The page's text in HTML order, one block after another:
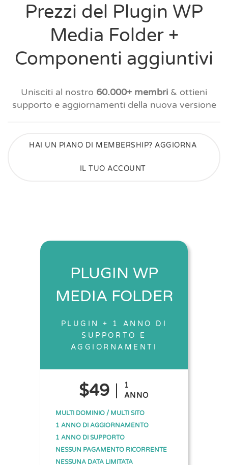
Prezzi del Plugin WP
Media Folder +
Componenti aggiuntivi
Unisciti al nostro 60.000+ membri & ottieni
supporto e aggiornamenti della nuova versione
HAI UN PIANO DI MEMBERSHIP? AGGIORNA
IL TUO ACCOUNT
PLUGIN WP
MEDIA FOLDER
PLUGIN + 1 ANNO DI
SUPPORTO E
AGGIORNAMENTI
$49
1
ANNO
MULTI DOMINIO / MULTI SITO
1 ANNO DI AGGIORNAMENTO
1 ANNO DI SUPPORTO
NESSUN PAGAMENTO RICORRENTE
NESSUNA DATA LIMITATA